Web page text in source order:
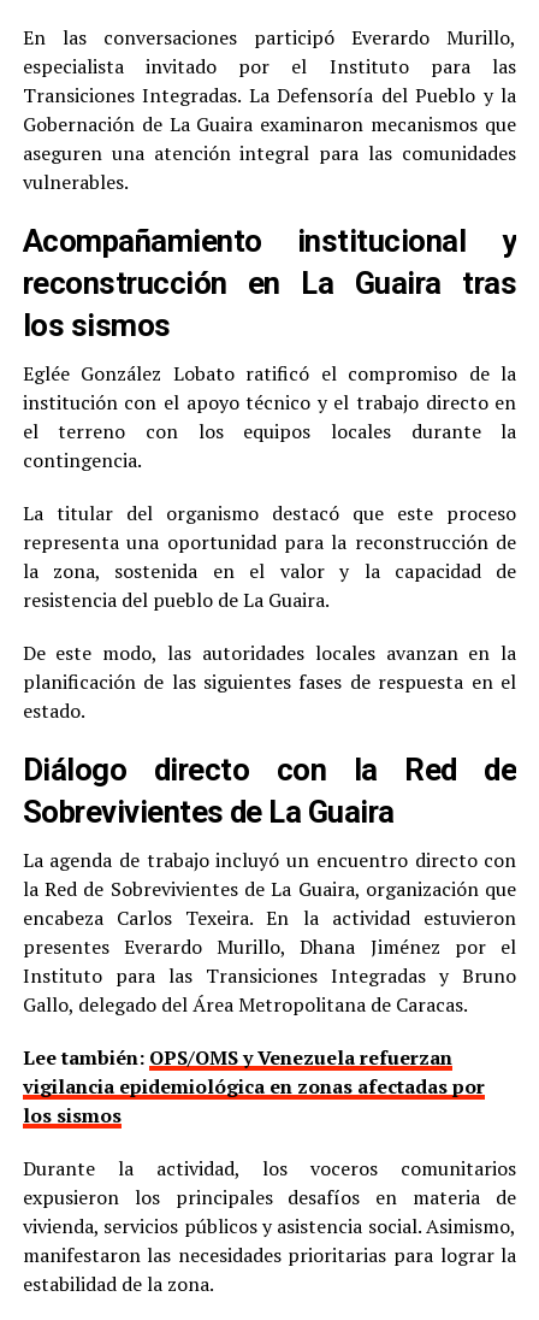
En las conversaciones participó Everardo Murillo,
especialista invitado por el Instituto para las
Transiciones Integradas. La Defensoría del Pueblo y la
Gobernación de La Guaira examinaron mecanismos que
aseguren una atención integral para las comunidades
vulnerables.
Acompañamiento institucional y
reconstrucción en La Guaira tras
los sismos
Eglée González Lobato ratificó el compromiso de la
institución con el apoyo técnico y el trabajo directo en
el terreno con los equipos locales durante la
contingencia.
La titular del organismo destacó que este proceso
representa una oportunidad para la reconstrucción de
la zona, sostenida en el valor y la capacidad de
resistencia del pueblo de La Guaira.
De este modo, las autoridades locales avanzan en la
planificación de las siguientes fases de respuesta en el
estado.
Diálogo directo con la Red de
Sobrevivientes de La Guaira
La agenda de trabajo incluyó un encuentro directo con
la Red de Sobrevivientes de La Guaira, organización que
encabeza Carlos Texeira. En la actividad estuvieron
presentes Everardo Murillo, Dhana Jiménez por el
Instituto para las Transiciones Integradas y Bruno
Gallo, delegado del Área Metropolitana de Caracas.
Lee también: OPS/OMS y Venezuela refuerzan
vigilancia epidemiológica en zonas afectadas por
los sismos
Durante la actividad, los voceros comunitarios
expusieron los principales desafíos en materia de
vivienda, servicios públicos y asistencia social. Asimismo,
manifestaron las necesidades prioritarias para lograr la
estabilidad de la zona.